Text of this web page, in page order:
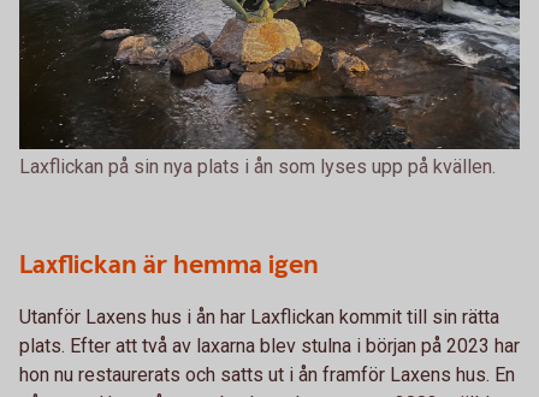
Laxflickan på sin nya plats i ån som lyses upp på kvällen.
Laxflickan är hemma igen
Utanför Laxens hus i ån har Laxflickan kommit till sin rätta
plats. Efter att två av laxarna blev stulna i början på 2023 har
hon nu restaurerats och satts ut i ån framför Laxens hus. En